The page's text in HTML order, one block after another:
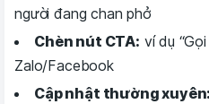
người đang chan phở
Chèn nút CTA: ví dụ
Zalo/Facebook
Cập nhật thường xuyên: